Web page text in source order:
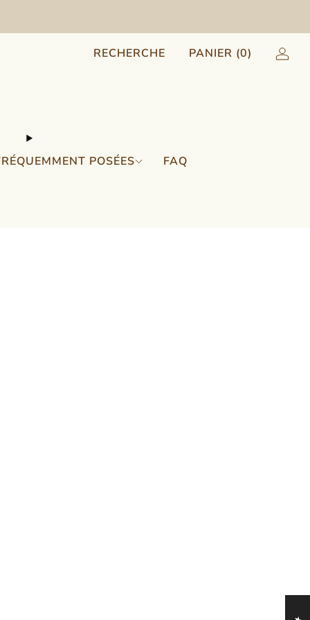
POSÉES FAQ
RECHERCHE PANIER (0)